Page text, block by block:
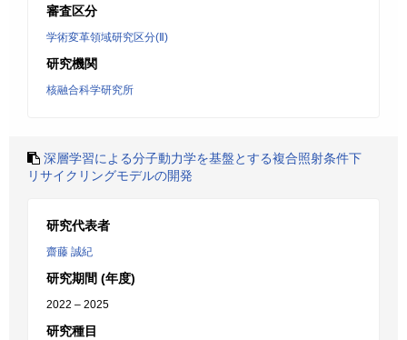
審査区分
学術変革領域研究区分(Ⅱ)
研究機関
核融合科学研究所
深層学習による分子動力学を基盤とする複合照射条件下
リサイクリングモデルの開発
研究代表者
齋藤 誠紀
研究期間 (年度)
2022 – 2025
研究種目